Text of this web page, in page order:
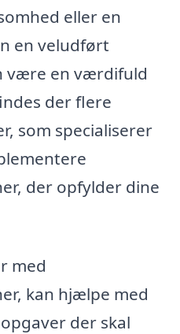
eller en
en veludført
være en værdifuld
der flere
som specialiserer
der opfylder dine
med
kan hjælpe med
der skal